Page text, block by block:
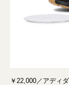
￥22,000／アディ